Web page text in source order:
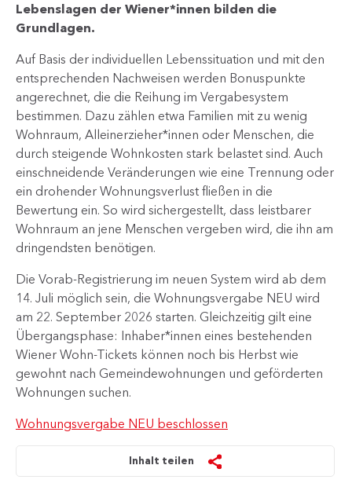
Lebenslagen der Wiener*innen bilden die
Grundlagen.
Auf Basis der individuellen Lebenssituation und mit den
entsprechenden Nachweisen werden Bonuspunkte
angerechnet, die die Reihung im Vergabesystem
bestimmen. Dazu zählen etwa Familien mit zu wenig
Wohnraum, Alleinerzieher*innen oder Menschen, die
durch steigende Wohnkosten stark belastet sind. Auch
einschneidende Veränderungen wie eine Trennung oder
ein drohender Wohnungsverlust fließen in die
Bewertung ein. So wird sichergestellt, dass leistbarer
Wohnraum an jene Menschen vergeben wird, die ihn am
dringendsten benötigen.
Die Vorab-Registrierung im neuen System wird ab dem
14. Juli möglich sein, die Wohnungsvergabe NEU wird
am 22. September 2026 starten. Gleichzeitig gilt eine
Übergangsphase: Inhaber*innen eines bestehenden
Wiener Wohn-Tickets können noch bis Herbst wie
gewohnt nach Gemeindewohnungen und geförderten
Wohnungen suchen.
Wohnungsvergabe NEU beschlossen
Inhalt teilen